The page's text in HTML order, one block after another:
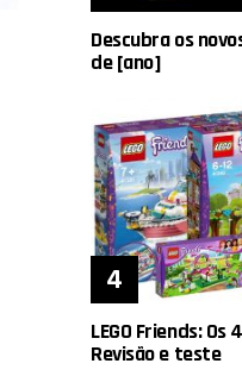
Descubra os
de [ano]
LEGO Friends:
Revisão e teste